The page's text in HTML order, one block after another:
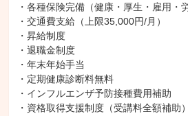
・各種保険完備（健康・厚生・雇用・
・交通費支給（上限35,000円/月）
・昇給制度
・退職金制度
・年末年始手当
・定期健康診断料無料
・インフルエンザ予防接種費用補助
・資格取得支援制度（受講料全額補助）